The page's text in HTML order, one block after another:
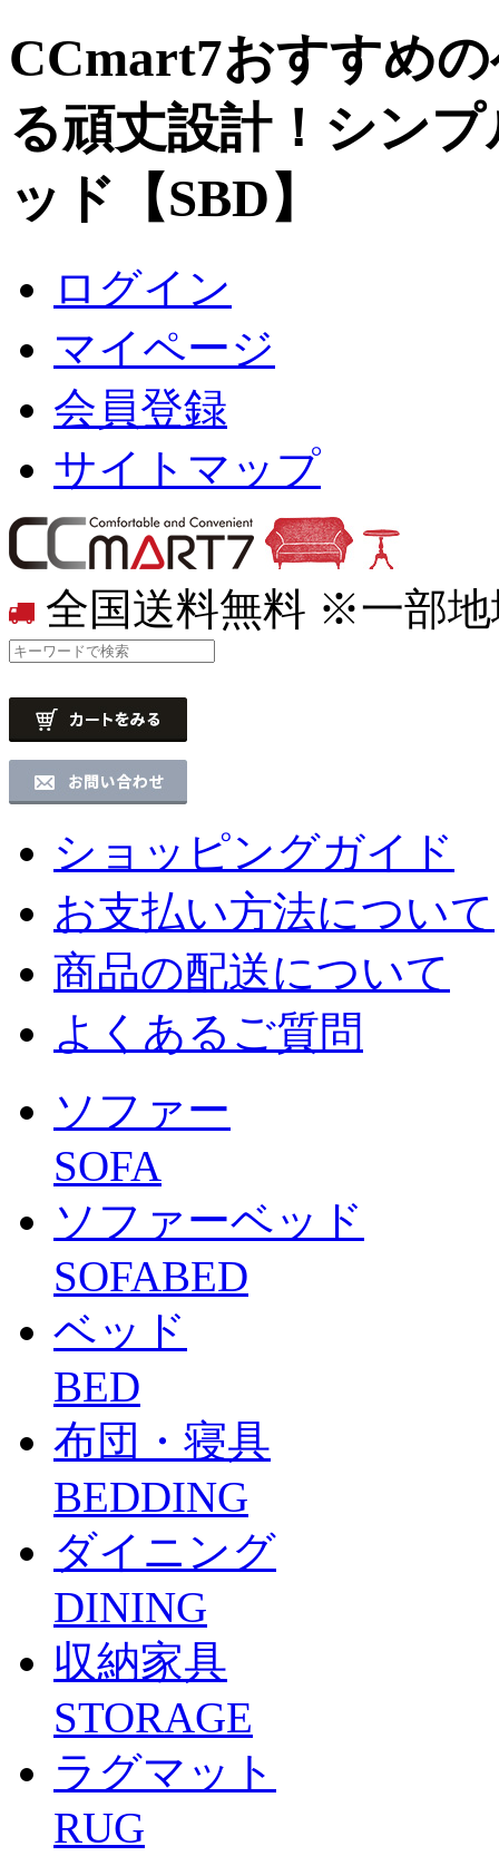
CCmart7おすすめ
る頑丈設計！シン
ッド【SBD】
ログイン
マイページ
会員登録
サイトマップ
全国送料無料 ※一部地
ショッピングガイド
お支払い方法について
商品の配送について
よくあるご質問
ソファー
SOFA
ソファーベッド
SOFABED
ベッド
BED
布団・寝具
BEDDING
ダイニング
DINING
収納家具
STORAGE
ラグマット
RUG